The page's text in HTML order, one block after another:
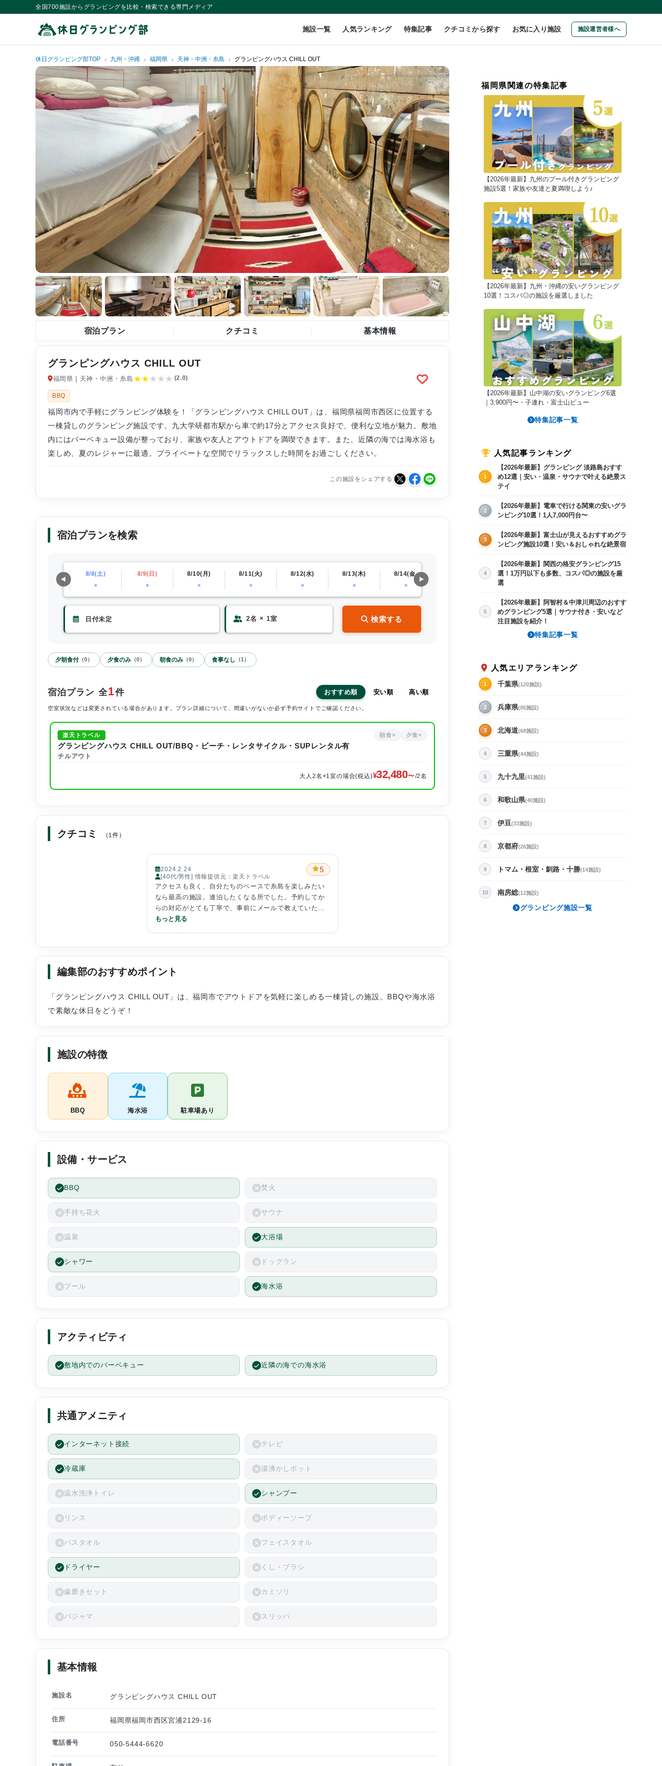
全国700施設からグランピングを比較・検索できる専門メディア
施設一覧 人気ランキング 特集記事 クチコミから探す お気に入り施設 施設運営者様へ
休日グランピング部TOP 九州・沖縄 福岡県 天神・中洲・糸島 グランピングハウス CHILL OUT
宿泊プラン クチコミ 基本情報
グランピングハウス CHILL OUT
福岡県 | 天神・中洲・糸島 ★★★ ★ ★ (2.0)
BBQ
福岡市内で手軽にグランピング体験を！「グランピングハウス CHILL OUT」は、福岡県福岡市西区に位置する
一棟貸しのグランピング施設です。九大学研都市駅から車で約17分とアクセス良好で、便利な立地が魅力。敷地
内にはバーベキュー設備が整っており、家族や友人とアウトドアを満喫できます。また、近隣の海では海水浴も
楽しめ、夏のレジャーに最適。プライベートな空間でリラックスした時間をお過ごしください。
この施設をシェアする
宿泊プランを検索
8/8(土)
×
8/9(日)
×
8/10(月)
×
8/11(火)
×
8/12(水)
×
8/13(木)
×
8/14(金)
×
8/16(日) 8/17(月) 8/18(火)
2名 × 1室 検索する
夕朝食付（0） 夕食のみ （0） 朝食のみ （0） 食事なし （1）
宿泊プラン 全1件 おすすめ順 安い順 高い順
空室状況などは変更されている場合があります。プラン詳細について、間違いがないか必ず予約サイトでご確認ください。
楽天トラベル 朝食× 夕食×
グランピングハウス CHILL OUT/BBQ・ビーチ・レンタサイクル・SUPレンタル有
チルアウト
大人2名×1室の場合(税込) 32,480 /2名
クチコミ （1件）
2024.2.24 5
[40代/男性] 情報提供元：楽天トラベル
アクセスも良く、自分たちのペースで糸島を楽しみたい
なら最高の施設。連泊したくなる所でした。予約してか
らの対応がとても丁寧で、事前にメールで教えていただ
けるので、初めてでも安心して利用できました。
が家族の一体感が増す感じで、時間を気にせずにゆっく
調味料や一部調理器具など、キャンプで準備する物を持
で必要物品を揃えるのも良いかなと思います。
今回は作るメニューをある程度事前に決めて調味料を持
ので何でも手に入ります。
が、朝から天候が回復したので散歩しましたが良かった
もっと見る
編集部のおすすめポイント
「グランピングハウス CHILL OUT」は、福岡市でアウトドアを気軽に楽しめる一棟貸しの施設。BBQや海水浴
で素敵な休日をどうぞ！
施設の特徴
BBQ 海水浴 駐車場あり
設備・サービス
BBQ 焚火
手持ち花火 サウナ
温泉 大浴場
シャワー ドッグラン
プール 海水浴
アクティビティ
敷地内でのバーベキュー 近隣の海での海水浴
共通アメニティ
インターネット接続 テレビ
冷蔵庫 湯沸かしポット
温水洗浄トイレ シャンプー
リンス ボディーソープ
バスタオル フェイスタオル
ドライヤー くし・ブラシ
歯磨きセット カミソリ
パジャマ スリッパ
基本情報
施設名 グランピングハウス CHILL OUT
住所 福岡県福岡市西区宮浦2129-16
電話番号 050-5444-6620
福岡県関連の特集記事
【2026年最新】九州のプール付きグランピング
施設5選！家族や友達と夏満喫しよう♪
【2026年最新】九州・沖縄の安いグランピング
10選！コスパ◎の施設を厳選しました
【2026年最新】山中湖の安いグランピング6選
｜3,900円〜・子連れ・富士山ビュー
特集記事一覧
人気記事ランキング
1
【2026年最新】グランピング 淡路島おすす
め12選｜安い・温泉・サウナで叶える絶景ス
テイ
2
【2026年最新】電車で行ける関東の安いグラ
ンピング10選！1人7,000円台〜
3
【2026年最新】富士山が見えるおすすめグラ
ンピング施設10選！安い＆おしゃれな絶景宿
4
【2026年最新】関西の格安グランピング15
選！1万円以下も多数、コスパ◎の施設を厳
選
5
【2026年最新】阿智村＆中津川周辺のおすす
めグランピング5選｜サウナ付き・安いなど
注目施設を紹介！
特集記事一覧
人気エリアランキング
1 千葉県(120施設)
2 兵庫県(86施設)
3 北海道(68施設)
4 三重県(44施設)
5 九十九里(41施設)
6 和歌山県(40施設)
7 伊豆(33施設)
8 京都府(26施設)
9 トマム・根室・釧路・十勝(14施設)
10 南房総(12施設)
グランピング施設一覧